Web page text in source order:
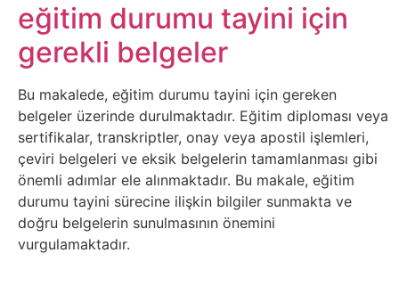
Bilim
Bitcoin
Bitkiler
Çizgi
Film
Diğer
eğitim durumu tayini için
gerekli belgeler
Bu makalede, eğitim durumu tayini için gereken
belgeler üzerinde durulmaktadır. Eğitim diploması veya
sertifikalar, transkriptler, onay veya apostil işlemleri,
çeviri belgeleri ve eksik belgelerin tamamlanması gibi
önemli adımlar ele alınmaktadır. Bu makale, eğitim
durumu tayini sürecine ilişkin bilgiler sunmakta ve
doğru belgelerin sunulmasının önemini
vurgulamaktadır.